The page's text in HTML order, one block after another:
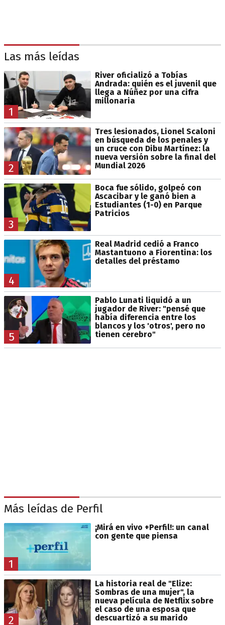
Las más leídas
1
River oficializó a Tobías
Andrada: quién es el juvenil que
llega a Núñez por una cifra
millonaria
2
Tres lesionados, Lionel Scaloni
en búsqueda de los penales y
un cruce con Dibu Martínez: la
nueva versión sobre la final del
Mundial 2026
3
Boca fue sólido, golpeó con
Ascacibar y le ganó bien a
Estudiantes (1-0) en Parque
Patricios
4
Real Madrid cedió a Franco
Mastantuono a Fiorentina: los
detalles del préstamo
5
Pablo Lunati liquidó a un
jugador de River: "pensé que
había diferencia entre los
blancos y los 'otros', pero no
tienen cerebro"
Más leídas de Perfil
1
¡Mirá en vivo +Perfil!: un canal
con gente que piensa
2
La historia real de "Elize:
Sombras de una mujer", la
nueva película de Netflix sobre
el caso de una esposa que
descuartizó a su marido